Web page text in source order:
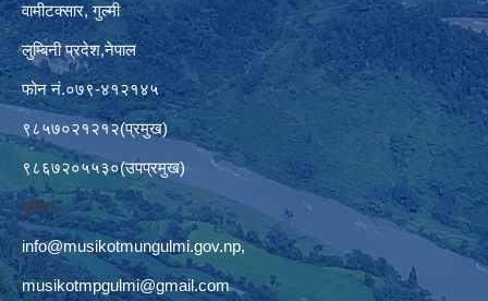
वामीटक्सार, गुल्मी
लुम्बिनी प्रदेश,नेपाल
फोन नं.०७९-४१२१४५
९८५७०२१२१२(प्रमुख)
९८६७२०५५३०(उपप्रमुख)
इमेलः–
info@musikotmungulmi.gov.np,
musikotmpgulmi@gmail.com